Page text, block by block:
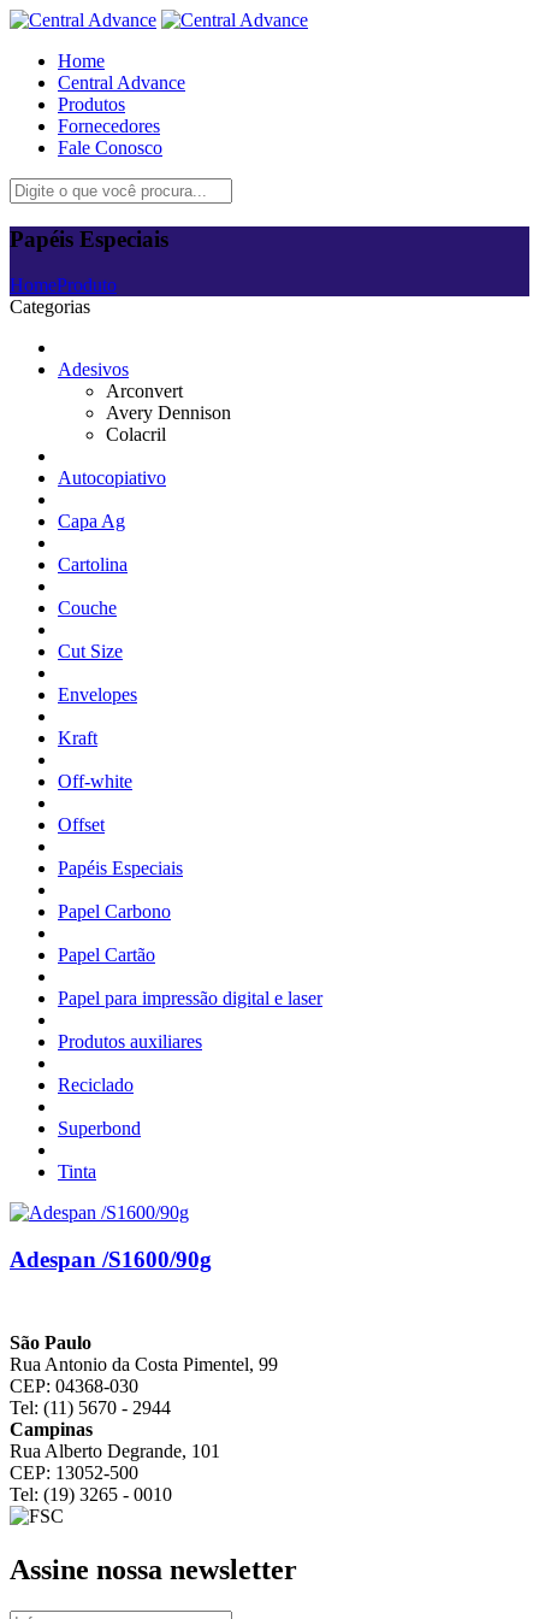
Home
Central Advance
Produtos
Fornecedores
Fale Conosco
Papéis Especiais
HomeProduto
Categorias
Adesivos
Arconvert
Avery Dennison
Colacril
Autocopiativo
Capa Ag
Cartolina
Couche
Cut Size
Envelopes
Kraft
Off-white
Offset
Papéis Especiais
Papel Carbono
Papel Cartão
Papel para impressão digital e laser
Produtos auxiliares
Reciclado
Superbond
Tinta
Adespan /S1600/90g
São Paulo
Rua Antonio da Costa Pimentel, 99
CEP: 04368-030
Tel: (11) 5670 - 2944
Campinas
Rua Alberto Degrande, 101
CEP: 13052-500
Tel: (19) 3265 - 0010
Assine nossa newsletter